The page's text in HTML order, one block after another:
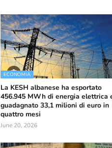
ECONOMIA
La KESH albanese ha esportato
456.945 MWh di energia elettrica
guadagnato 33,1 milioni di euro in
quattro mesi
June 20, 2026